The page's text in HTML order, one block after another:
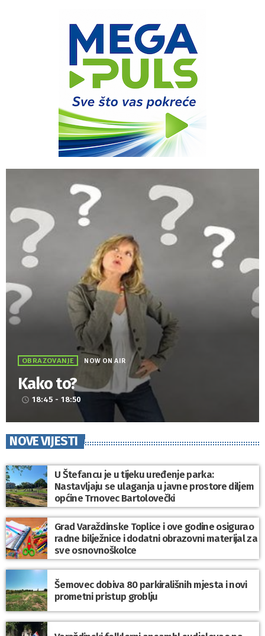
OBRAZOVANJE NOW ON AIR
Kako to?
access_time 18:45 - 18:50
NOVE VIJESTI
U Štefancu je u tijeku uređenje parka:
Nastavljaju se ulaganja u javne prostore diljem
općine Trnovec Bartolovečki
Grad Varaždinske Toplice i ove godine osigurao
radne bilježnice i dodatni obrazovni materijal za
sve osnovnoškolce
Šemovec dobiva 80 parkirališnih mjesta i novi
prometni pristup groblju